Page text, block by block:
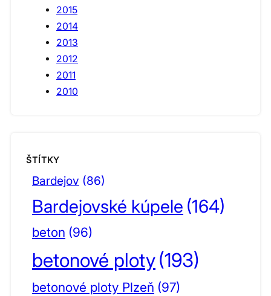
2015
2014
2013
2012
2011
2010
ŠTÍTKY
Bardejov (86)
Bardejovské kúpele (164)
beton (96)
betonové ploty(193)
betonové ploty Plzeň (97)